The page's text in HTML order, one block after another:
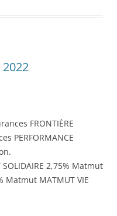
FRONTIÈRE
PERFORMANCE
SOLIDAIRE 2,75% Matmut
Matmut MATMUT VIE